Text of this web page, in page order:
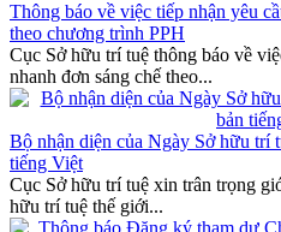
Thông báo về việc tiếp nhận yêu
theo chương trình PPH
Cục Sở hữu trí tuệ thông báo về
nhanh đơn sáng chế theo...
Bộ nhận diện của Ngày Sở hữu trí
tiếng Việt
Cục Sở hữu trí tuệ xin trân trọng
hữu trí tuệ thế giới...